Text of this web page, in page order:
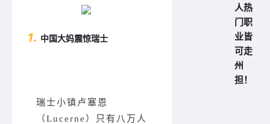
1. 中国大妈震惊瑞士
瑞士小镇卢塞恩
（Lucerne）只有八万人
人热
门职
业皆
可走
州
担！